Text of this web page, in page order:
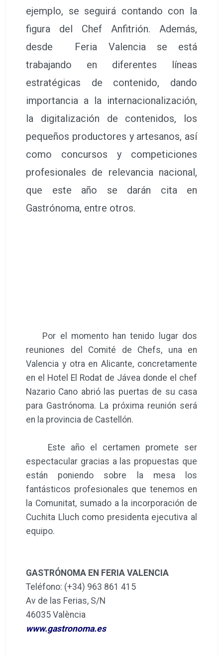
ejemplo, se seguirá contando con la
figura del Chef Anfitrión. Además,
desde Feria Valencia se está
trabajando en diferentes líneas
estratégicas de contenido, dando
importancia a la internacionalización,
la digitalización de contenidos, los
pequeños productores y artesanos, así
como concursos y competiciones
profesionales de relevancia nacional,
que este año se darán cita en
Gastrónoma, entre otros.
Por el momento han tenido lugar dos
reuniones del Comité de Chefs, una en
Valencia y otra en Alicante, concretamente
en el Hotel El Rodat de Jávea donde el chef
Nazario Cano abrió las puertas de su casa
para Gastrónoma. La próxima reunión será
en la provincia de Castellón.
Este año el certamen promete ser
espectacular gracias a las propuestas que
están poniendo sobre la mesa los
fantásticos profesionales que tenemos en
la Comunitat, sumado a la incorporación de
Cuchita Lluch como presidenta ejecutiva al
equipo.
GASTRÓNOMA EN FERIA VALENCIA
Teléfono: (+34) 963 861 415
Av de las Ferias, S/N
46035 València
www.gastronoma.es